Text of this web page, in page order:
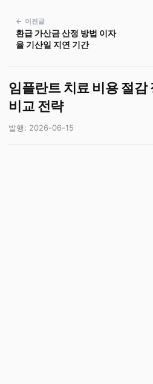
← 이전글
환급 가산금 산정 방법 이자
율 기산일 지연 기간
임플란트 치료 비용 절감
비교 전략
발행: 2026-06-15